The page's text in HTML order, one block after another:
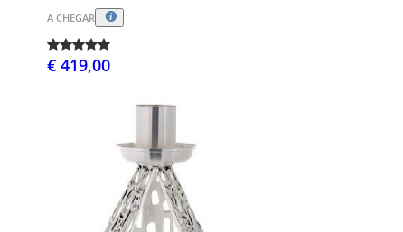
A CHEGAR
€ 419,00